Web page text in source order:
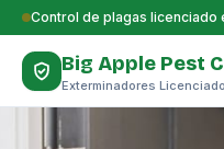
Saltar al contenido
Control de plagas licenciado
Big Apple Pest
Exterminadores